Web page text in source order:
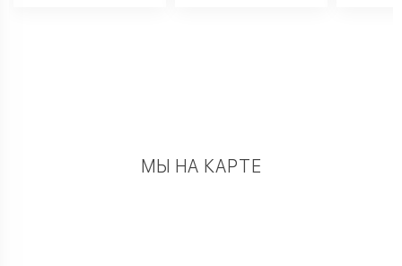
МЫ НА КАРТЕ